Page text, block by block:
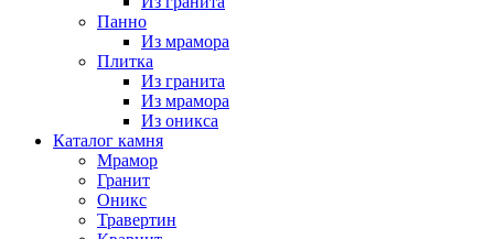
Панно
Из мрамора
Плитка
Из гранита
Из мрамора
Из оникса
Каталог камня
Мрамор
Гранит
Оникс
Травертин